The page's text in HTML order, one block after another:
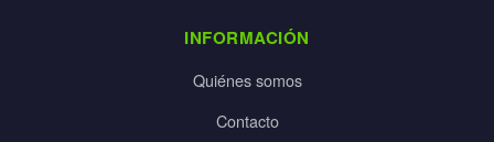
INFORMACIÓN
Quiénes somos
Contacto